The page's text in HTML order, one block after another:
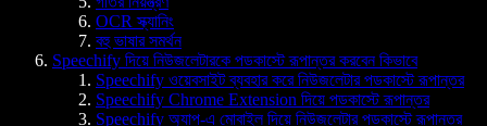
OCR স্ক্যানিং
বহু ভাষার সমর্থন
Speechify দিয়ে নিউজলেটারকে পডকাস্টে রূপান্তর করবেন কিভাবে
Speechify ওয়েবসাইট ব্যবহার করে নিউজলেটার পডকাস্টে রূপান্তর
Speechify Chrome Extension দিয়ে পডকাস্টে রূপান্তর
Speechify অ্যাপ-এ মোবাইল দিয়ে নিউজলেটার পডকাস্টে রূপান্তর